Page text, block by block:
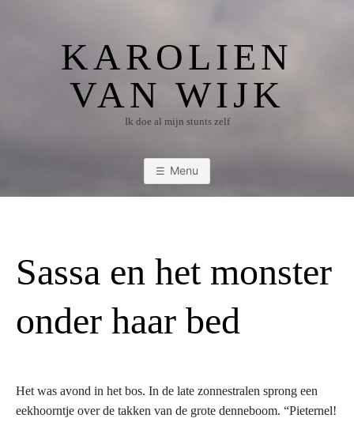
KAROLIEN
VAN WIJK
Ik doe al mijn stunts zelf
Menu
Sassa en het monster
onder haar bed
Het was avond in het bos. In de late zonnestralen sprong een
eekhoorntje over de takken van de grote denneboom. “Pieternel!